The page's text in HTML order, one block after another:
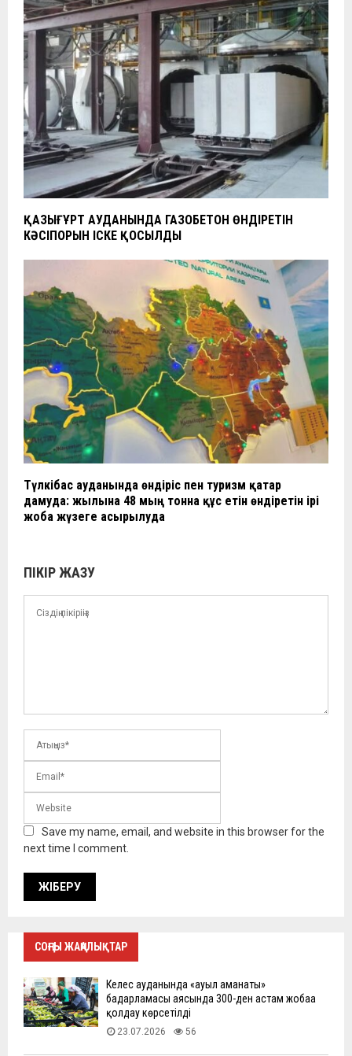
ҚАЗЫҒҰРТ АУДАНЫНДА ГАЗОБЕТОН ӨНДІРЕТІН
КӘСІПОРЫН ІСКЕ ҚОСЫЛДЫ
Түлкібас ауданында өндіріс пен туризм қатар
дамуда: жылына 48 мың тонна құс етін өндіретін ірі
жоба жүзеге асырылуда
ПІКІР ЖАЗУ
Save my name, email, and website in this browser for the
next time I comment.
СОҢҒЫ ЖАҢАЛЫҚТАР
Келес ауданында «ауыл аманаты»
бағдарламасы аясында 300-ден астам жобаға
қолдау көрсетілді
23.07.2026 56